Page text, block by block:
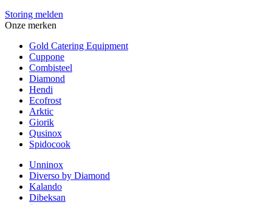
Storing melden
Onze merken
Gold Catering Equipment
Cuppone
Combisteel
Diamond
Hendi
Ecofrost
Arktic
Giorik
Qusinox
Spidocook
Unninox
Diverso by Diamond
Kalando
Dibeksan